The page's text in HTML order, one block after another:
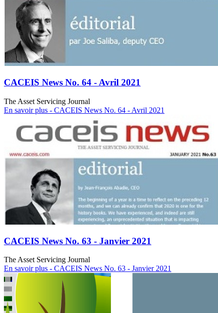
CACEIS News No. 64 - Avril 2021
The Asset Servicing Journal
En savoir plus - CACEIS News No. 64 - Avril 2021
CACEIS News No. 63 - Janvier 2021
The Asset Servicing Journal
En savoir plus - CACEIS News No. 63 - Janvier 2021